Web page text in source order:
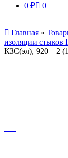
0 ₽ 0
Главная »
изоляции
КЗС(эл), 920 – 2